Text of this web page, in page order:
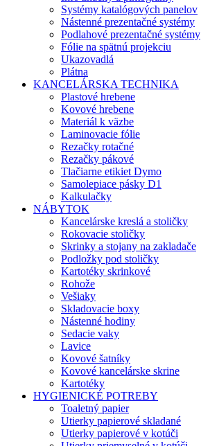
Systémy katalógových panelov
Nástenné prezentačné systémy
Podlahové prezentačné systémy
Fólie na spätnú projekciu
Ukazovadlá
Plátna
KANCELÁRSKA TECHNIKA
Plastové hrebene
Kovové hrebene
Materiál k väzbe
Laminovacie fólie
Rezačky rotačné
Rezačky pákové
Tlačiarne etikiet Dymo
Samolepiace pásky D1
Kalkulačky
NÁBYTOK
Kancelárske kreslá a stoličky
Rokovacie stoličky
Skrinky a stojany na zakladače
Podložky pod stoličky
Kartotéky skrinkové
Rohože
Vešiaky
Skladovacie boxy
Nástenné hodiny
Sedacie vaky
Lavice
Kovové šatníky
Kovové kancelárske skrine
Kartotéky
HYGIENICKÉ POTREBY
Toaletný papier
Utierky papierové skladané
Utierky papierové v kotúči